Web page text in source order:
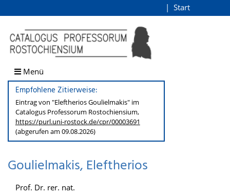
Goulielmakis, Eleftherios
direkt zum Inhalt
Start
Menü
Empfohlene Zitierweise:
Eintrag von "Eleftherios Goulielmakis" im
Catalogus Professorum Rostochiensium,
https://purl.uni-rostock.de/cpr/00003691
(abgerufen am 09.08.2026)
Goulielmakis, Eleftherios
Prof. Dr. rer. nat.